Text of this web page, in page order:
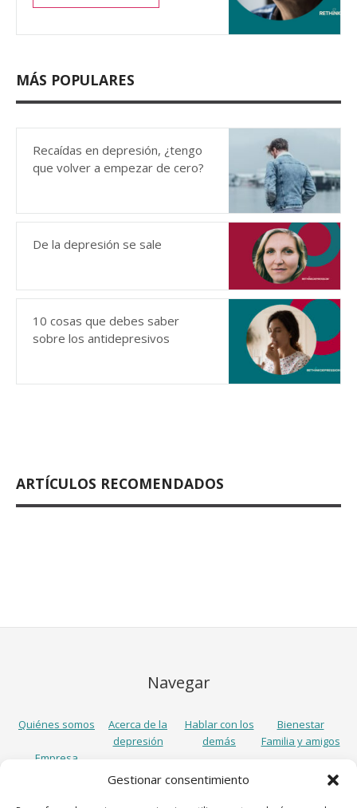
Gestionar consentimiento
MÁS POPULARES
Recaídas en depresión, ¿tengo
que volver a empezar de cero?
De la depresión se sale
10 cosas que debes saber
sobre los antidepresivos
ARTÍCULOS RECOMENDADOS
Navegar
Quiénes somos
Acerca de la
depresión
Hablar con los
demás
Bienestar
Familia y amigos
Empresa